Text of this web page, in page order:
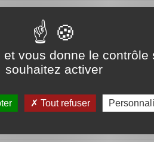
?
vous donne le contrôle
souhaitez activer
Tout refuser